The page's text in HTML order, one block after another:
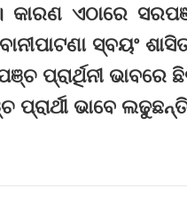
ଏଠାରେ
ସ୍ବୟଂ
ପ୍ରାର୍ଥିନୀ
ଭାବେ